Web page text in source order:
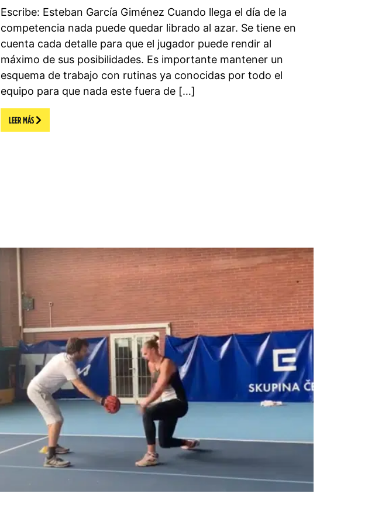
Escribe: Esteban García Giménez Cuando llega el día de la
competencia nada puede quedar librado al azar. Se tiene en
cuenta cada detalle para que el jugador puede rendir al
máximo de sus posibilidades. Es importante mantener un
esquema de trabajo con rutinas ya conocidas por todo el
equipo para que nada este fuera de […]
LEER MÁS